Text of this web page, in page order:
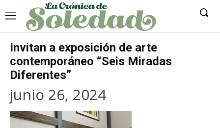
Invitan a exposición de arte
contemporáneo “Seis Miradas
Diferentes”
junio 26, 2024